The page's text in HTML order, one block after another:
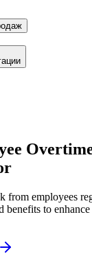
from employees
benefits to